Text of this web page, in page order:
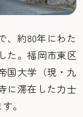
、約80年にわた
た。福岡市東区
国大学（現・九
に滞在した力士
。